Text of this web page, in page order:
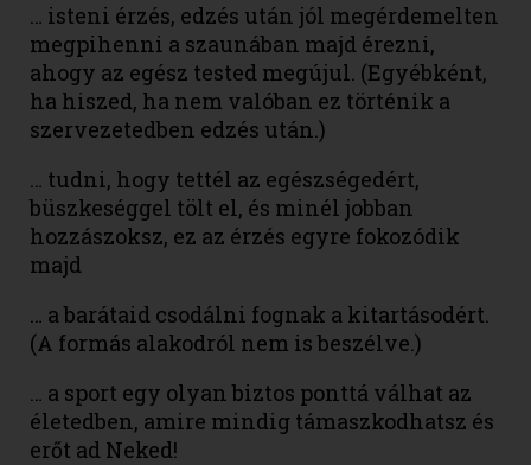
… isteni érzés, edzés után jól megérdemelten
megpihenni a szaunában majd érezni,
ahogy az egész tested megújul. (Egyébként,
ha hiszed, ha nem valóban ez történik a
szervezetedben edzés után.)
… tudni, hogy tettél az egészségedért,
büszkeséggel tölt el, és minél jobban
hozzászoksz, ez az érzés egyre fokozódik
majd
… a barátaid csodálni fognak a kitartásodért.
(A formás alakodról nem is beszélve.)
… a sport egy olyan biztos ponttá válhat az
életedben, amire mindig támaszkodhatsz és
erőt ad Neked!